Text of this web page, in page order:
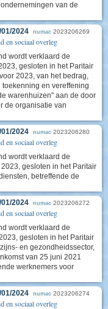
van de
2024 numac 2023206269
en sociaal overleg
wordt verklaard de
gesloten in het Paritair
2023, van het bedrag,
en vereffening
warenhuizen" aan de door
de organisatie van
2024 numac 2023206280
en sociaal overleg
wordt verklaard de
gesloten in het Paritair
betreffende de
2024 numac 2023206272
en sociaal overleg
wordt verklaard de
gesloten in het Paritair
en gezondheidssector,
van 25 juni 2021
werknemers voor
2024 numac 2023206274
en sociaal overleg